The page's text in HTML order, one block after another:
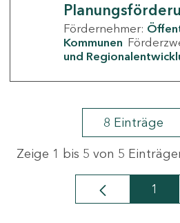
Fördernehmer:
Kommunen
und
8 Einträge
Zeige 1 bis 5 von 5
Seite
1